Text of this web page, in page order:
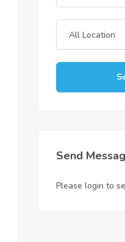
Send
Please login to